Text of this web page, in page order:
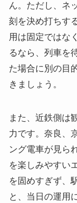
ん。ただし、ネ
刻を決め打ちす
用は固定ではな
るなら、列車を
た場合に別の目
きましょう。
また、近鉄側は
力です。奈良、
ング電車が見ら
を楽しみやすい
を固めすぎず、
と、当日の運用